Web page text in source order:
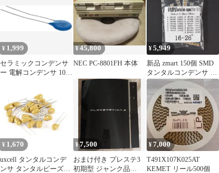
¥ 1,999
セラミックコンデンサ
ー 電解コンデンサ 100
¥45,800
NEC PC-8801FH 本体
¥5,949
新品 zmart 150個 SMD
タンタルコンデンサ ア
ソートキット 1uf-220uf
ABケース タンタルコ
ンデンサセット 1UF
2.2UF 4.7UF 10UF 47UF
積層セラミック 電解 表
面実装部品 SMD部品
ESR キット チップ 静
電容
¥ 1,670
uxcell タンタルコンデ
ンサ タンタルビーズコ
¥7,500
おまけ付き プレステ3
初期型 ジャンク品
¥7,000
T491X107K025AT
KEMET リール500個